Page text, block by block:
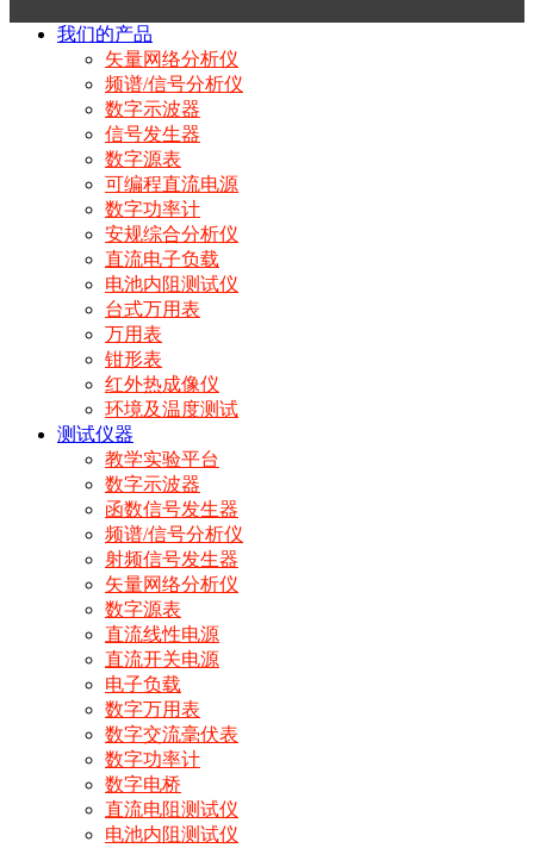
我们的产品
矢量网络分析仪
频谱/信号分析仪
数字示波器
信号发生器
数字源表
可编程直流电源
数字功率计
安规综合分析仪
直流电子负载
电池内阻测试仪
台式万用表
万用表
钳形表
红外热成像仪
环境及温度测试
测试仪器
教学实验平台
数字示波器
函数信号发生器
频谱/信号分析仪
射频信号发生器
矢量网络分析仪
数字源表
直流线性电源
直流开关电源
电子负载
数字万用表
数字交流毫伏表
数字功率计
数字电桥
直流电阻测试仪
电池内阻测试仪